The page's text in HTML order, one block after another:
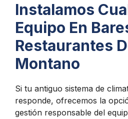
Instalamos
Equipo En
Restaurantes
Montano
Si tu antiguo sistema de
responde, ofrecemos la
gestión responsable del